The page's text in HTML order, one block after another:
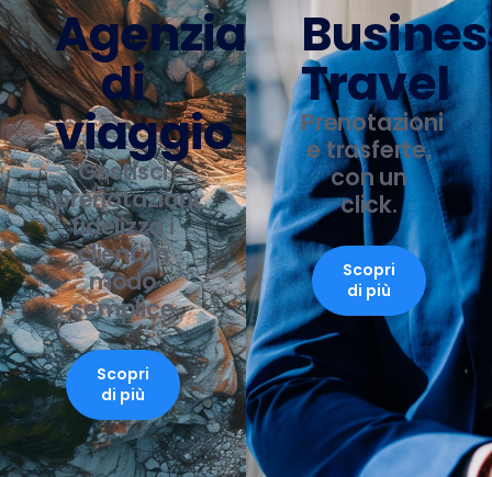
Agenzia
di
viaggio
Gestisci
prenotazioni,
fidelizza i
clienti in
modo
semplice
Scopri
di più
Travel
Prenotazioni
e trasferte,
con un
click.
Scopri
di più